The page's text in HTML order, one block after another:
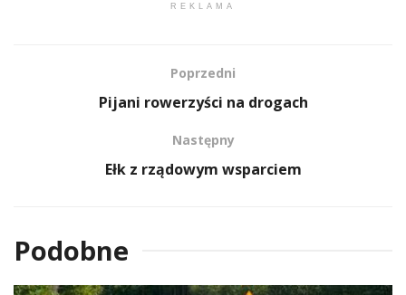
REKLAMA
Poprzedni
Pijani rowerzyści na drogach
Następny
Ełk z rządowym wsparciem
Podobne